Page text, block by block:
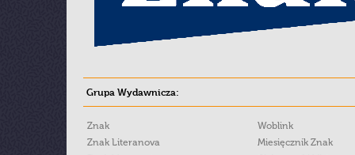
Grupa Wydawnicza:
Znak
Znak Literanova
Woblink
Miesięcznik Znak